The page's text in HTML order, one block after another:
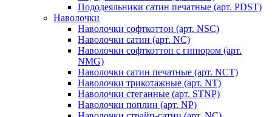
Пододеяльники сатин печатные (арт. PDST)
Наволочки
Наволочки софткоттон (арт. NSC)
Наволочки сатин (арт. NC)
Наволочки софткоттон с гипюром (арт.
NMG)
Наволочки сатин печатные (арт. NCT)
Наволочки трикотажные (арт. NT)
Наволочки стеганные (арт. STNP)
Наволочки поплин (арт. NP)